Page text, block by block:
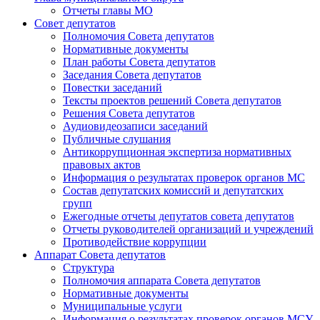
Отчеты главы МО
Совет депутатов
Полномочия Совета депутатов
Нормативные документы
План работы Совета депутатов
Заседания Cовета депутатов
Повестки заседаний
Тексты проектов решений Совета депутатов
Решения Совета депутатов
Аудиовидеозаписи заседаний
Публичные слушания
Антикоррупционная экспертиза нормативных
правовых актов
Информация о результатах проверок органов МС
Состав депутатских комиссий и депутатских
групп
Ежегодные отчеты депутатов совета депутатов
Отчеты руководителей организаций и учреждений
Противодействие коррупции
Аппарат Совета депутатов
Структура
Полномочия аппарата Совета депутатов
Нормативные документы
Муниципальные услуги